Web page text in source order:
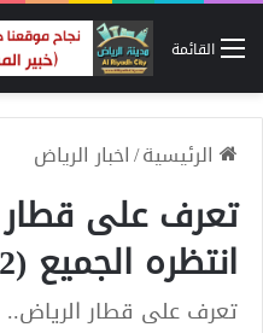
القائمة
الرئيسية/اخبار الرياض
تعرف على قطار
انتظره الجميع (2)
تعرف على قطار الرياض..